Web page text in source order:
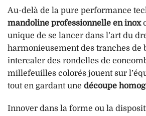
Au-delà de la pure performance
mandoline professionnelle en inox
unique de se lancer dans l’art du
harmonieusement des tranches de
intercaler des rondelles de
millefeuilles colorés jouent sur
tout en gardant une découpe
Innover dans la forme ou la